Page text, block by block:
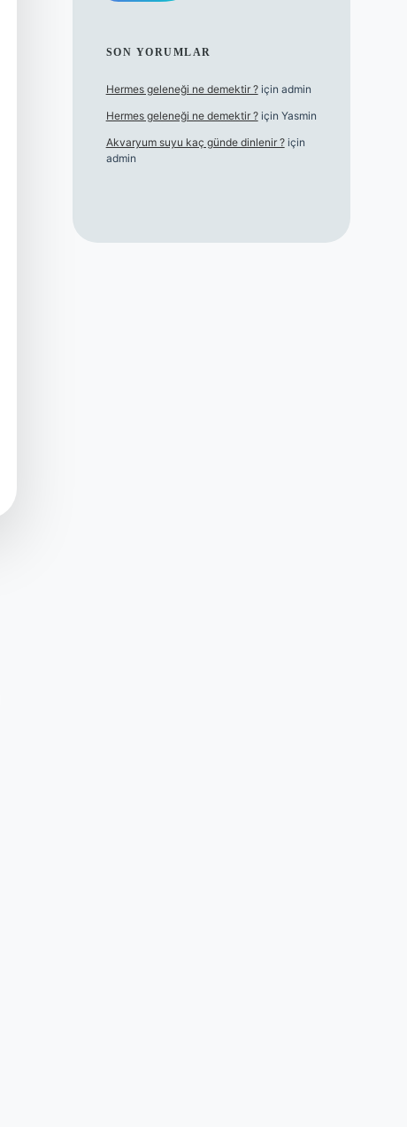
SON YORUMLAR
Hermes geleneği ne demektir ?için admin
Hermes geleneği ne demektir ?için Yasmin
Akvaryum suyu kaç günde dinlenir ?için
admin